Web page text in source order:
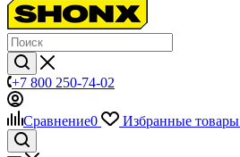
+7 800 250-74-02
Сравнение0 Избранные товары